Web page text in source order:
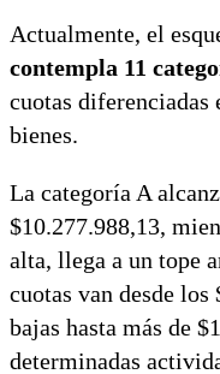
Actualmente, el
contempla 11
cuotas diferenciadas
bienes.
La categoría A
$10.277.988,13,
alta, llega a un tope
cuotas van desde los
bajas hasta más de
determinadas